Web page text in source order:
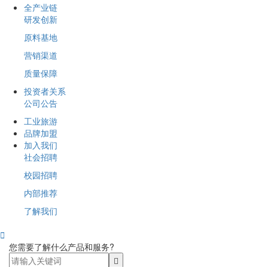
全产业链
研发创新
原料基地
营销渠道
质量保障
投资者关系
公司公告
工业旅游
品牌加盟
加入我们
社会招聘
校园招聘
内部推荐
了解我们

您需要了解什么产品和服务?